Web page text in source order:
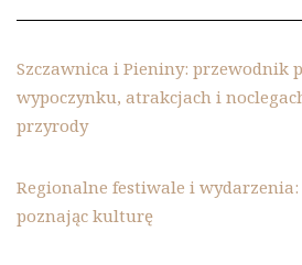
Szczawnica i Pieniny: przewodnik
wypoczynku, atrakcjach i
przyrody
Regionalne festiwale i
poznając kulturę